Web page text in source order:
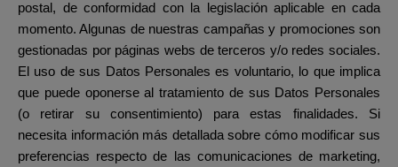
postal, de conformidad con la legislación aplicable en cada
momento. Algunas de nuestras campañas y promociones son
gestionadas por páginas webs de terceros y/o redes sociales.
El uso de sus Datos Personales es voluntario, lo que implica
que puede oponerse al tratamiento de sus Datos Personales
(o retirar su consentimiento) para estas finalidades. Si
necesita información más detallada sobre cómo modificar sus
preferencias respecto de las comunicaciones de marketing,